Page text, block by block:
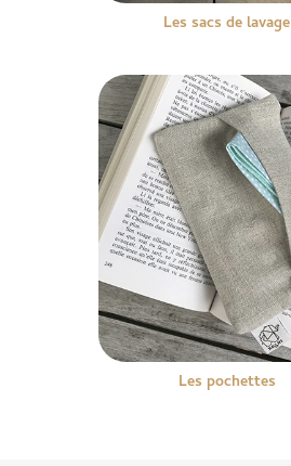
Les sacs de lavage
Les pochettes